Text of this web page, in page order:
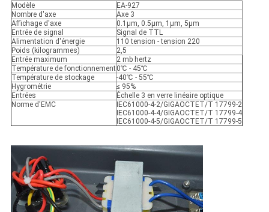
Modèle
EA-927
Nombre d'axe
Axe 3
Affichage d'axe
0.1μm, 0.5μm, 1μm, 5μm
Entrée de signal
Signal de TTL
Alimentation d'énergie
110 tension - tension 220
Poids (kilogrammes)
2,5
Entrée maximum
2 mb hertz
Température de fonctionnement0℃ - 45℃
Température de stockage
-40℃ - 55℃
Hygrométrie
≤ 95%
Entrées
Échelle 3 en verre linéaire optique
Norme d'EMC
IEC61000-4-2/GIGAOCTET/T 17799-2
IEC61000-4-4/GIGAOCTET/T 17799-4
IEC61000-4-5/GIGAOCTET/T 17799-5